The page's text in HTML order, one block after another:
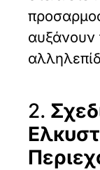
αυξάνουν
2.